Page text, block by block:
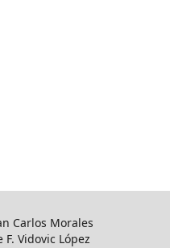
Carlos Morales
Vidovic López